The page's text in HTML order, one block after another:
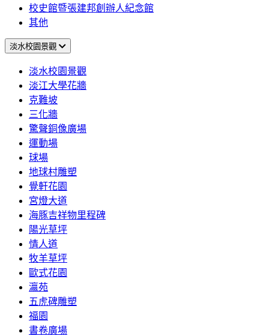
校史館暨張建邦創辦人紀念館
其他
淡水校園景觀
淡水校園景觀
淡江大學花牆
克難坡
三化牆
驚聲銅像廣場
運動場
球場
地球村雕塑
覺軒花園
宮燈大道
海豚吉祥物里程碑
陽光草坪
情人道
牧羊草坪
歐式花園
瀛苑
五虎碑雕塑
福園
書卷廣場